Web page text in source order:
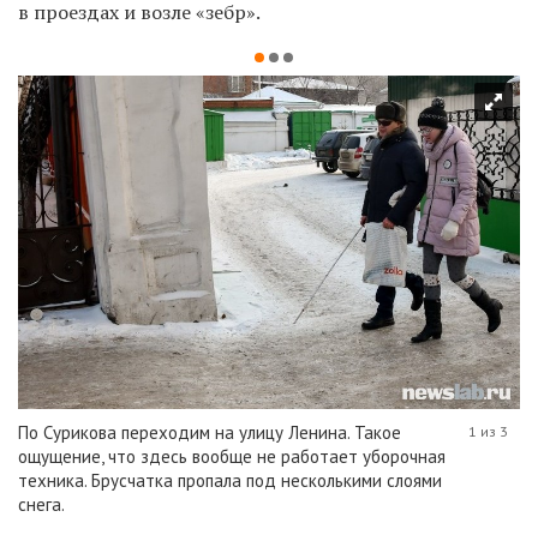
в проездах и возле «зебр».
По Сурикова переходим на улицу Ленина. Такое
ощущение, что здесь вообще не работает уборочная
техника. Брусчатка пропала под несколькими слоями
снега.
1 из 3